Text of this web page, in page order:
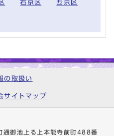
右京区 西京区
の取扱い
サイトマップ
御池上る上本能寺前町488番